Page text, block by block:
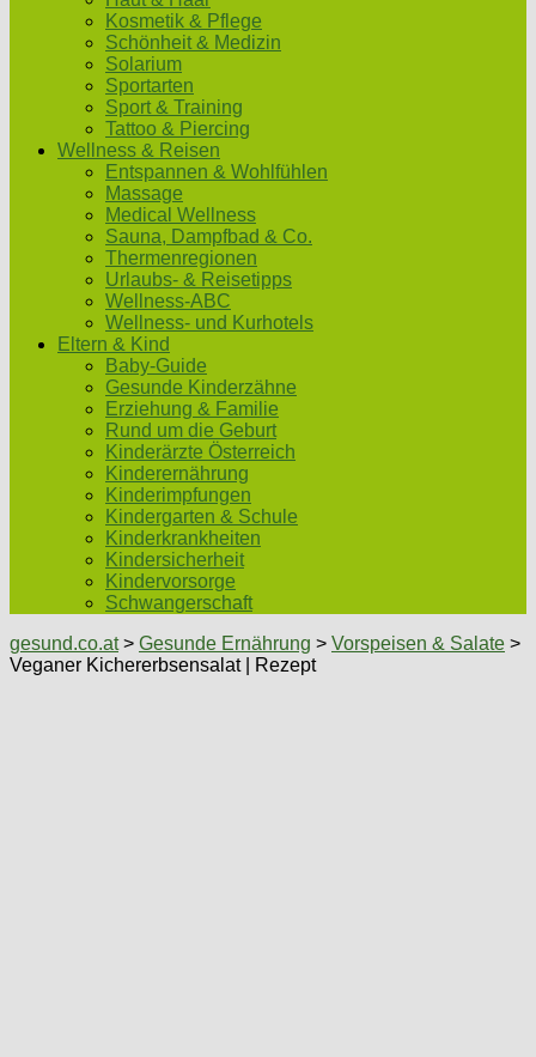
Kosmetik & Pflege
Schönheit & Medizin
Solarium
Sportarten
Sport & Training
Tattoo & Piercing
Wellness & Reisen
Entspannen & Wohlfühlen
Massage
Medical Wellness
Sauna, Dampfbad & Co.
Thermenregionen
Urlaubs- & Reisetipps
Wellness-ABC
Wellness- und Kurhotels
Eltern & Kind
Baby-Guide
Gesunde Kinderzähne
Erziehung & Familie
Rund um die Geburt
Kinderärzte Österreich
Kinderernährung
Kinderimpfungen
Kindergarten & Schule
Kinderkrankheiten
Kindersicherheit
Kindervorsorge
Schwangerschaft
gesund.co.at> Gesunde Ernährung > Vorspeisen & Salate >
Veganer Kichererbsensalat | Rezept